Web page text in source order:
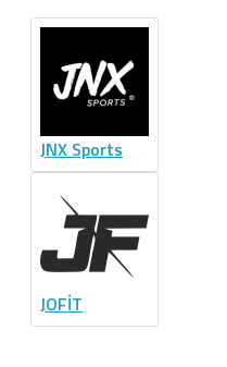
JNX Sports
JOFİT